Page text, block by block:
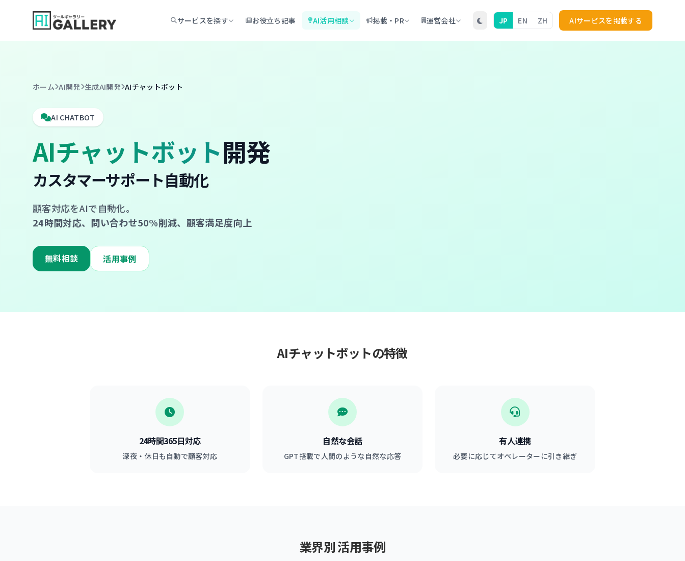
サービスを探す お役立ち記事 AI活用相談 掲載・PR 運営会社 JP EN ZH AIサービスを掲載する
ホーム AI開発 生成AI開発 AIチャットボット
AI CHATBOT
AIチャットボット開発
カスタマーサポート自動化
顧客対応をAIで自動化。
24時間対応、問い合わせ50%削減、顧客満足度向上
無料相談 活用事例
AIチャットボットの特徴
24時間365日対応
深夜・休日も自動で顧客対応
自然な会話
GPT搭載で人間のような自然な応答
有人連携
必要に応じてオペレーターに引き継ぎ
業界別 活用事例